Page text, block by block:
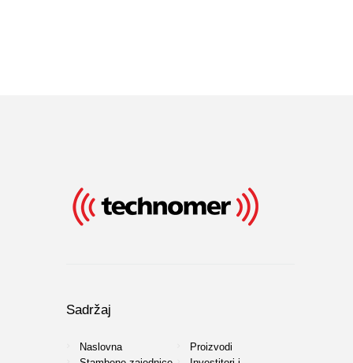
Sadržaj
Naslovna
Proizvodi